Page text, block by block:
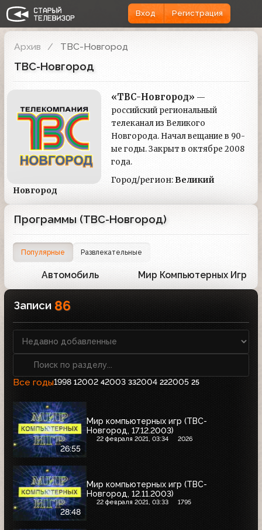
Вход Регистрация
Архив ТВС-Новгород
ТВС-Новгород
«ТВС-Новгород» —
российский региональный
телеканал из Великого
Новгорода. Начал вещание в 90-
ые годы. Закрыт в октябре 2008
года.
Город/регион:Великий
Новгород
Программы (ТВС-Новгород)
Популярные Развлекательные
Автомобиль 28
Мир Компьютерных Игр
Записи 86
Все годы1998 12002 42003 332004 222005 25
26:55
Мир компьютерных игр (ТВС-
Новгород, 17.12.2003)
22 февраля 2021, 03:34 2026
28:48
Мир компьютерных игр (ТВС-
Новгород, 12.11.2003)
22 февраля 2021, 03:33 1795